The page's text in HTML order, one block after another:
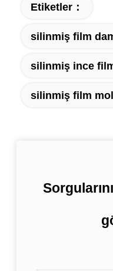
Etiketler：
silinmiş film
silinmiş ince
silinmiş film